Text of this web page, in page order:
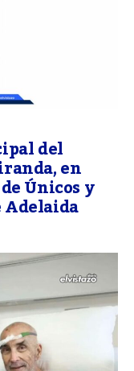
del
en
Únicos y
Adelaida